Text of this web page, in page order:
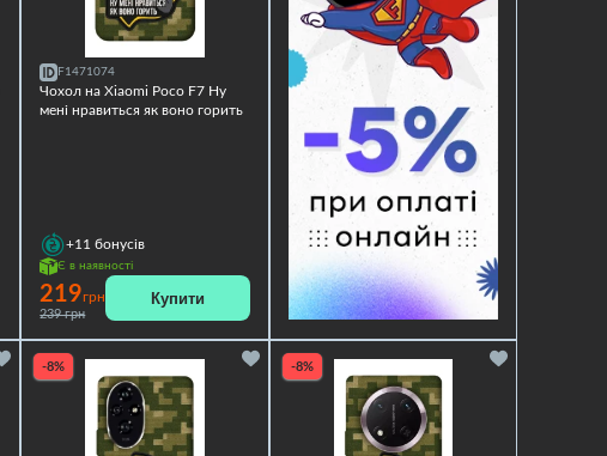
F1471074
Чохол на Xiaomi Poco F7 Ну
мені нравиться як воно горить
+11 бонусів
Є в наявності
219грн
239 грн
Купити
-8% -8%